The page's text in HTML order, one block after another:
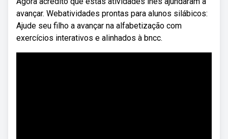
avançar. Webatividades prontas para alunos silábicos:
Ajude seu filho a avançar na alfabetização com
exercícios interativos e alinhados à bncc.